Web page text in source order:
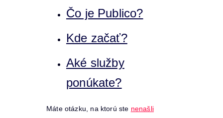
Čo je Publico?
Kde začať?
Aké služby
ponúkate?
Máte otázku, na ktorú ste nenašli